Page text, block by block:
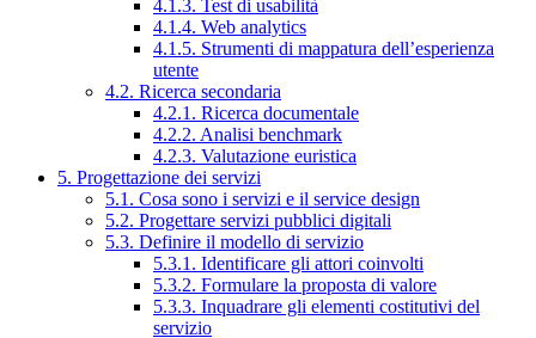
4.1.3. Test di usabilità
4.1.4. Web analytics
4.1.5. Strumenti di mappatura dell’esperienza
utente
4.2. Ricerca secondaria
4.2.1. Ricerca documentale
4.2.2. Analisi benchmark
4.2.3. Valutazione euristica
5. Progettazione dei servizi
5.1. Cosa sono i servizi e il service design
5.2. Progettare servizi pubblici digitali
5.3. Definire il modello di servizio
5.3.1. Identificare gli attori coinvolti
5.3.2. Formulare la proposta di valore
5.3.3. Inquadrare gli elementi costitutivi del
servizio